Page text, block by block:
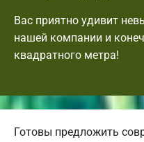
Вас приятно удивит
нашей компании и
квадратного метра!
Готовы предложить